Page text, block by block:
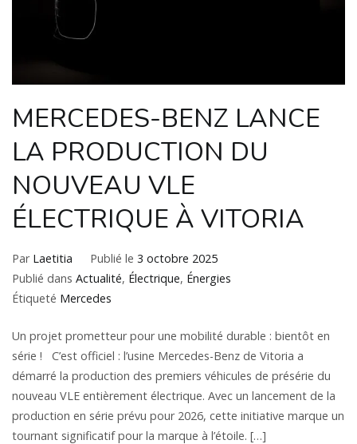
MERCEDES-BENZ LANCE
LA PRODUCTION DU
NOUVEAU VLE
ÉLECTRIQUE À VITORIA
Par Laetitia Publié le 3 octobre 2025
Publié dans Actualité, Électrique, Énergies
Étiqueté Mercedes
Un projet prometteur pour une mobilité durable : bientôt en
série ! C’est officiel : l’usine Mercedes-Benz de Vitoria a
démarré la production des premiers véhicules de présérie du
nouveau VLE entièrement électrique. Avec un lancement de la
production en série prévu pour 2026, cette initiative marque un
tournant significatif pour la marque à l’étoile. […]